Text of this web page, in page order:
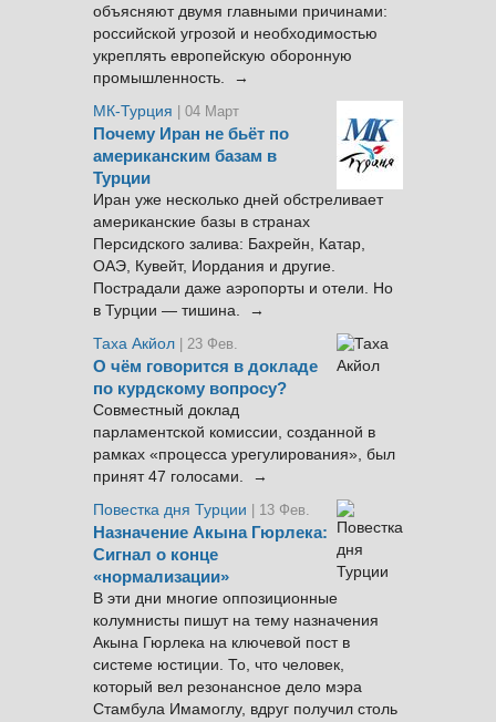
объясняют двумя главными причинами:
российской угрозой и необходимостью
укреплять европейскую оборонную
промышленность. →
МК-Турция
| 04 Март
Почему Иран не бьёт по
американским базам в
Турции
Иран уже несколько дней обстреливает
американские базы в странах
Персидского залива: Бахрейн, Катар,
ОАЭ, Кувейт, Иордания и другие.
Пострадали даже аэропорты и отели. Но
в Турции — тишина. →
Таха Акйол | 23 Фев.
О чём говорится в докладе
по курдскому вопросу?
Совместный доклад
парламентской комиссии, созданной в
рамках «процесса урегулирования», был
принят 47 голосами. →
Повестка дня Турции
| 13 Фев.
Назначение Акына Гюрлека:
Сигнал о конце
«нормализации»
В эти дни многие оппозиционные
колумнисты пишут на тему назначения
Акына Гюрлека на ключевой пост в
системе юстиции. То, что человек,
который вел резонансное дело мэра
Стамбула Имамоглу, вдруг получил столь